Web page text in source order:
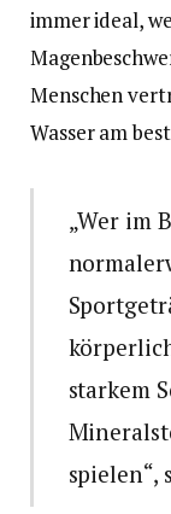
immer ideal,
Menschen
Wasser am
„Wer im
starkem
spielen“,